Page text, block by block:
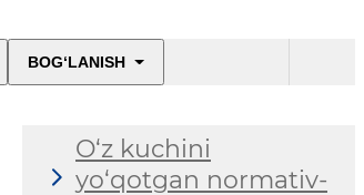
BOG‘LANISH
O‘z kuchini
yo‘qotgan normativ-